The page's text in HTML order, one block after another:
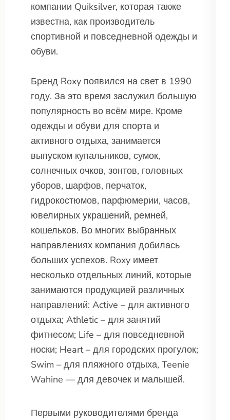
компании Quiksilver, которая также
известна, как производитель
спортивной и повседневной одежды и
обуви.
Бренд Roxy появился на свет в 1990
году. За это время заслужил большую
популярность во всём мире. Кроме
одежды и обуви для спорта и
активного отдыха, занимается
выпуском купальников, сумок,
солнечных очков, зонтов, головных
уборов, шарфов, перчаток,
гидрокостюмов, парфюмерии, часов,
ювелирных украшений, ремней,
кошельков. Во многих выбранных
направлениях компания добилась
больших успехов. Roxy имеет
несколько отдельных линий, которые
занимаются продукцией различных
направлений: Active – для активного
отдыха; Athletic – для занятий
фитнесом; Life – для повседневной
носки; Heart – для городских прогулок;
Swim – для пляжного отдыха, Teenie
Wahine — для девочек и малышей.
Первыми руководителями бренда